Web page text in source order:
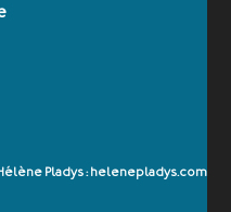
Pladys : helenepladys.com